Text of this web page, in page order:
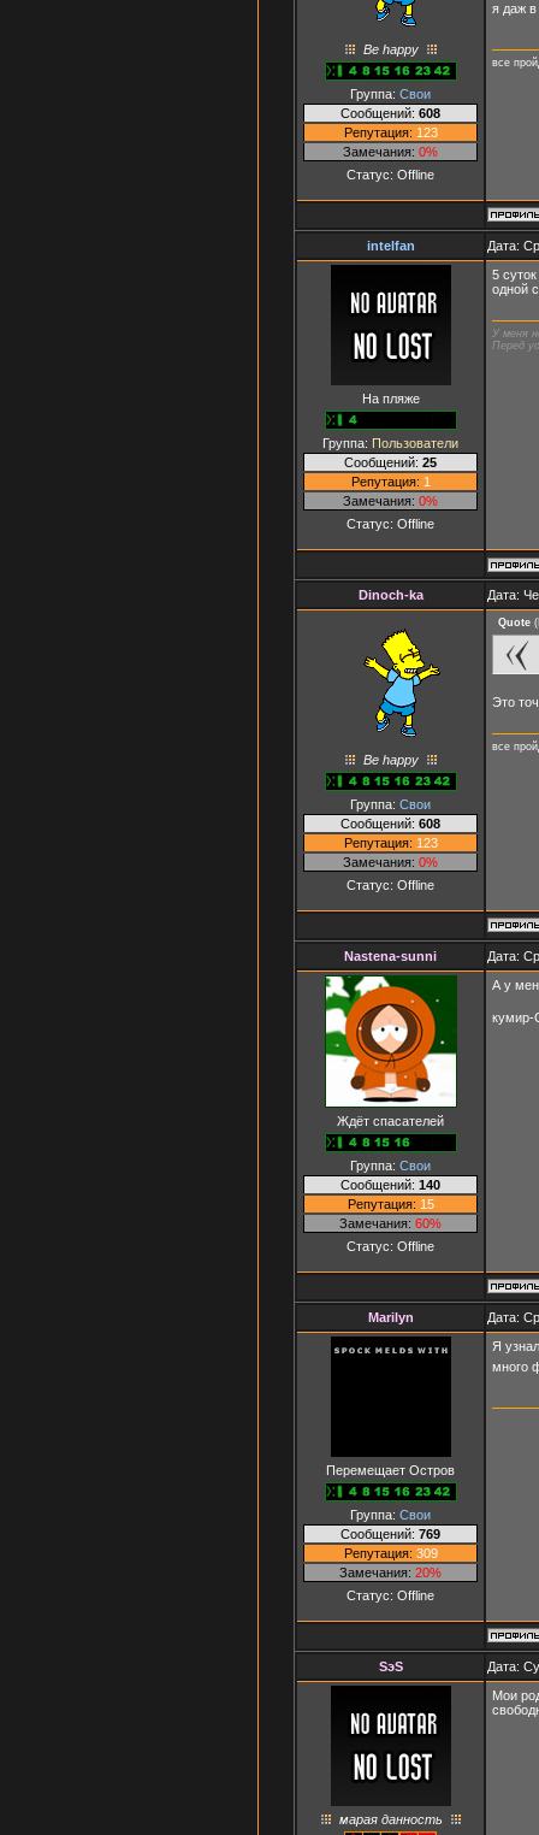
Be happy
Группа: Свои
Сообщений: 608
Репутация: 123
Замечания: 0%
Статус: Offline
я даж
все
intelfan Дата:
На пляже
Группа: Пользователи
Сообщений: 25
Репутация: 1
Замечания: 0%
Статус: Offline
5
одной
У меня
Перед
Dinoch-ka Дата:
Be happy
Группа: Свои
Сообщений: 608
Репутация: 123
Замечания: 0%
Статус: Offline
Quote (
Это
все
Nastena-sunni Дата:
Ждёт спасателей
Группа: Свои
Сообщений: 140
Репутация: 15
Замечания: 60%
Статус: Offline
А у
кумир-
Marilyn Дата:
Перемещает Остров
Группа: Свои
Сообщений: 769
Репутация: 309
Замечания: 20%
Статус: Offline
Я
много
SэS Дата:
марая данность
Мои